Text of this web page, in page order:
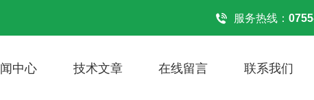
服务热线：
中心 技术文章 在线留言 联系我们